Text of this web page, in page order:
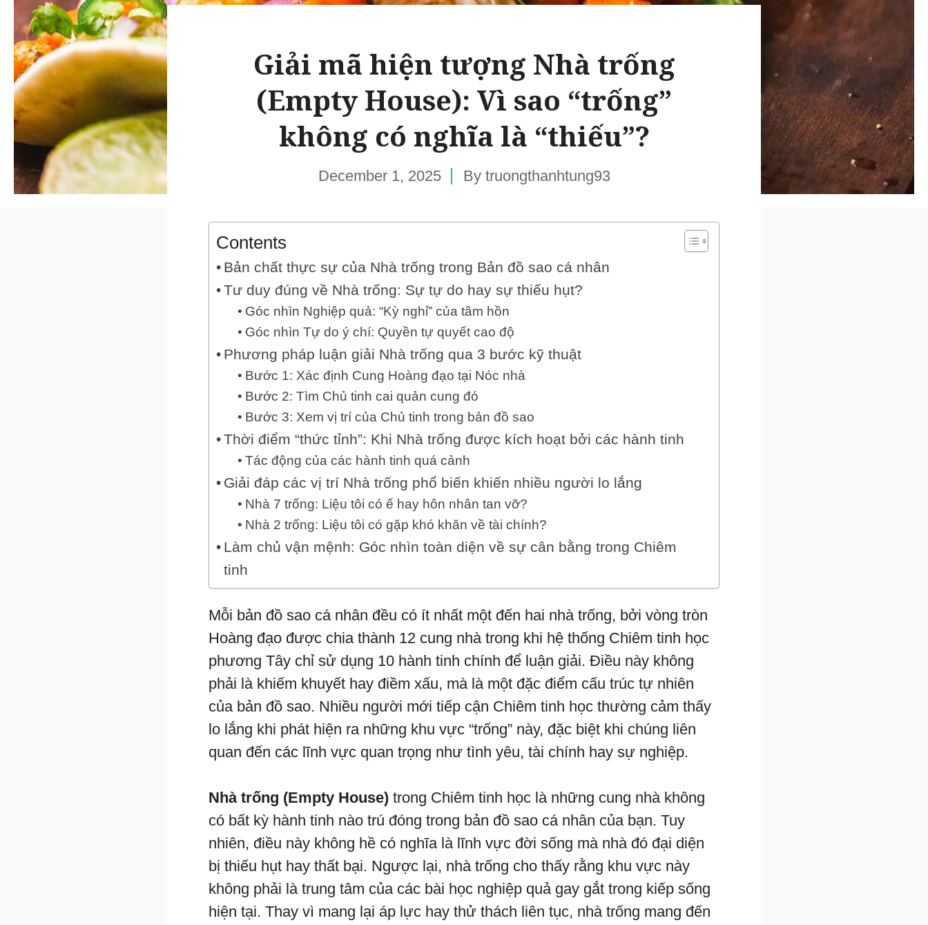
Giải mã hiện tượng Nhà trống
(Empty House): Vì sao “trống”
không có nghĩa là “thiếu”?
December 1, 2025 By truongthanhtung93
Contents
Bản chất thực sự của Nhà trống trong Bản đồ sao cá nhân
Tư duy đúng về Nhà trống: Sự tự do hay sự thiếu hụt?
Góc nhìn Nghiệp quả: “Kỳ nghỉ” của tâm hồn
Góc nhìn Tự do ý chí: Quyền tự quyết cao độ
Phương pháp luận giải Nhà trống qua 3 bước kỹ thuật
Bước 1: Xác định Cung Hoàng đạo tại Nóc nhà
Bước 2: Tìm Chủ tinh cai quản cung đó
Bước 3: Xem vị trí của Chủ tinh trong bản đồ sao
Thời điểm “thức tỉnh”: Khi Nhà trống được kích hoạt bởi các hành tinh
Tác động của các hành tinh quá cảnh
Giải đáp các vị trí Nhà trống phổ biến khiến nhiều người lo lắng
Nhà 7 trống: Liệu tôi có ế hay hôn nhân tan vỡ?
Nhà 2 trống: Liệu tôi có gặp khó khăn về tài chính?
Làm chủ vận mệnh: Góc nhìn toàn diện về sự cân bằng trong Chiêm
tinh
Mỗi bản đồ sao cá nhân đều có ít nhất một đến hai nhà trống, bởi vòng tròn
Hoàng đạo được chia thành 12 cung nhà trong khi hệ thống Chiêm tinh học
phương Tây chỉ sử dụng 10 hành tinh chính để luận giải. Điều này không
phải là khiếm khuyết hay điềm xấu, mà là một đặc điểm cấu trúc tự nhiên
của bản đồ sao. Nhiều người mới tiếp cận Chiêm tinh học thường cảm thấy
lo lắng khi phát hiện ra những khu vực “trống” này, đặc biệt khi chúng liên
quan đến các lĩnh vực quan trọng như tình yêu, tài chính hay sự nghiệp.
Nhà trống (Empty House) trong Chiêm tinh học là những cung nhà không
có bất kỳ hành tinh nào trú đóng trong bản đồ sao cá nhân của bạn. Tuy
nhiên, điều này không hề có nghĩa là lĩnh vực đời sống mà nhà đó đại diện
bị thiếu hụt hay thất bại. Ngược lại, nhà trống cho thấy rằng khu vực này
không phải là trung tâm của các bài học nghiệp quả gay gắt trong kiếp sống
hiện tại. Thay vì mang lại áp lực hay thử thách liên tục, nhà trống mang đến